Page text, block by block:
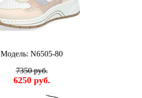
Модель: N6505-80
7350 руб.
6250 руб.